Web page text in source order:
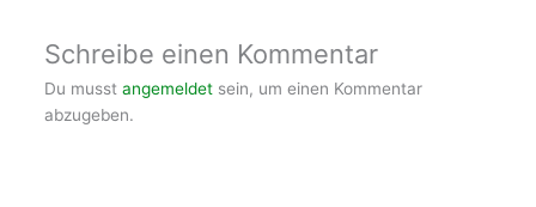
Schreibe einen Kommentar
Du musst angemeldetsein, um einen Kommentar
abzugeben.